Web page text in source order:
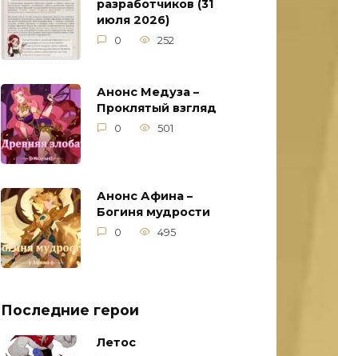
разработчиков (31
июля 2026)
0 252
Анонс Медуза –
Проклятый взгляд
0 501
Анонс Афина –
Богиня мудрости
0 495
Последние герои
Летос